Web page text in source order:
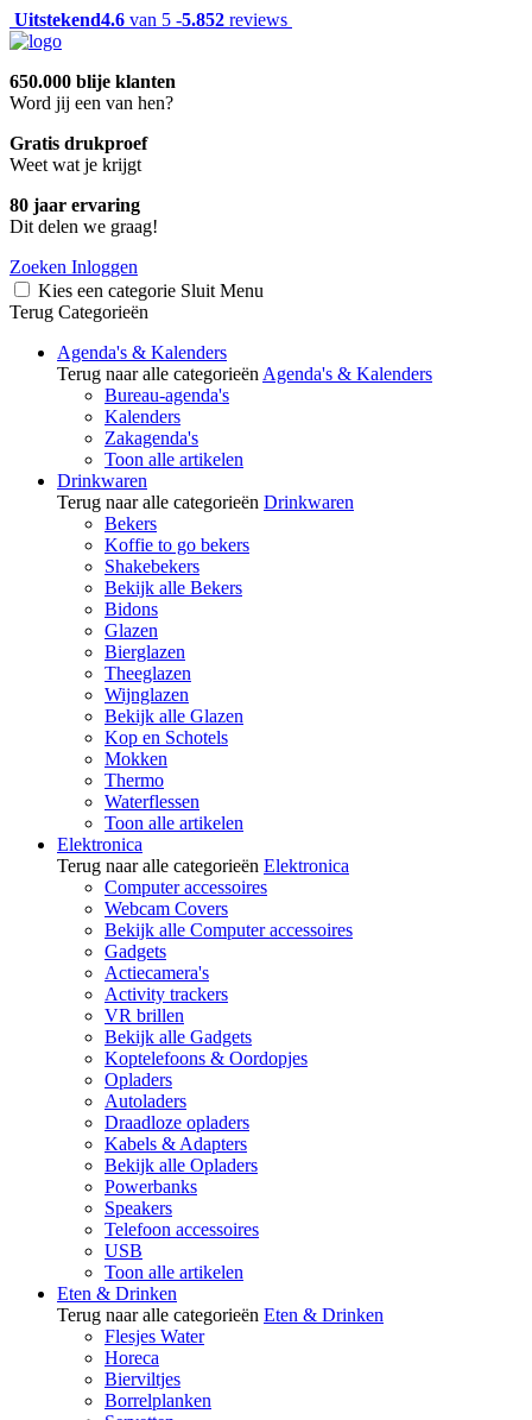
Uitstekend4.6 van 5 -5.852 reviews
650.000 blije klanten
Word jij een van hen?
Gratis drukproef
Weet wat je krijgt
80 jaar ervaring
Dit delen we graag!
Zoeken Inloggen
Kies een categorie Sluit Menu
Terug Categorieën
Agenda's & Kalenders
Terug naar alle categorieën Agenda's & Kalenders
Bureau-agenda's
Kalenders
Zakagenda's
Toon alle artikelen
Drinkwaren
Terug naar alle categorieën Drinkwaren
Bekers
Koffie to go bekers
Shakebekers
Bekijk alle Bekers
Bidons
Glazen
Bierglazen
Theeglazen
Wijnglazen
Bekijk alle Glazen
Kop en Schotels
Mokken
Thermo
Waterflessen
Toon alle artikelen
Elektronica
Terug naar alle categorieën Elektronica
Computer accessoires
Webcam Covers
Bekijk alle Computer accessoires
Gadgets
Actiecamera's
Activity trackers
VR brillen
Bekijk alle Gadgets
Koptelefoons & Oordopjes
Opladers
Autoladers
Draadloze opladers
Kabels & Adapters
Bekijk alle Opladers
Powerbanks
Speakers
Telefoon accessoires
USB
Toon alle artikelen
Eten & Drinken
Terug naar alle categorieën Eten & Drinken
Flesjes Water
Horeca
Bierviltjes
Borrelplanken